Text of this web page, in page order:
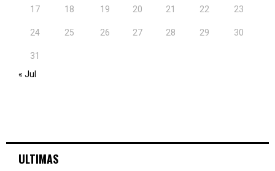
17 18 19 20 21 22 23
24 25 26 27 28 29 30
31
« Jul
ULTIMAS